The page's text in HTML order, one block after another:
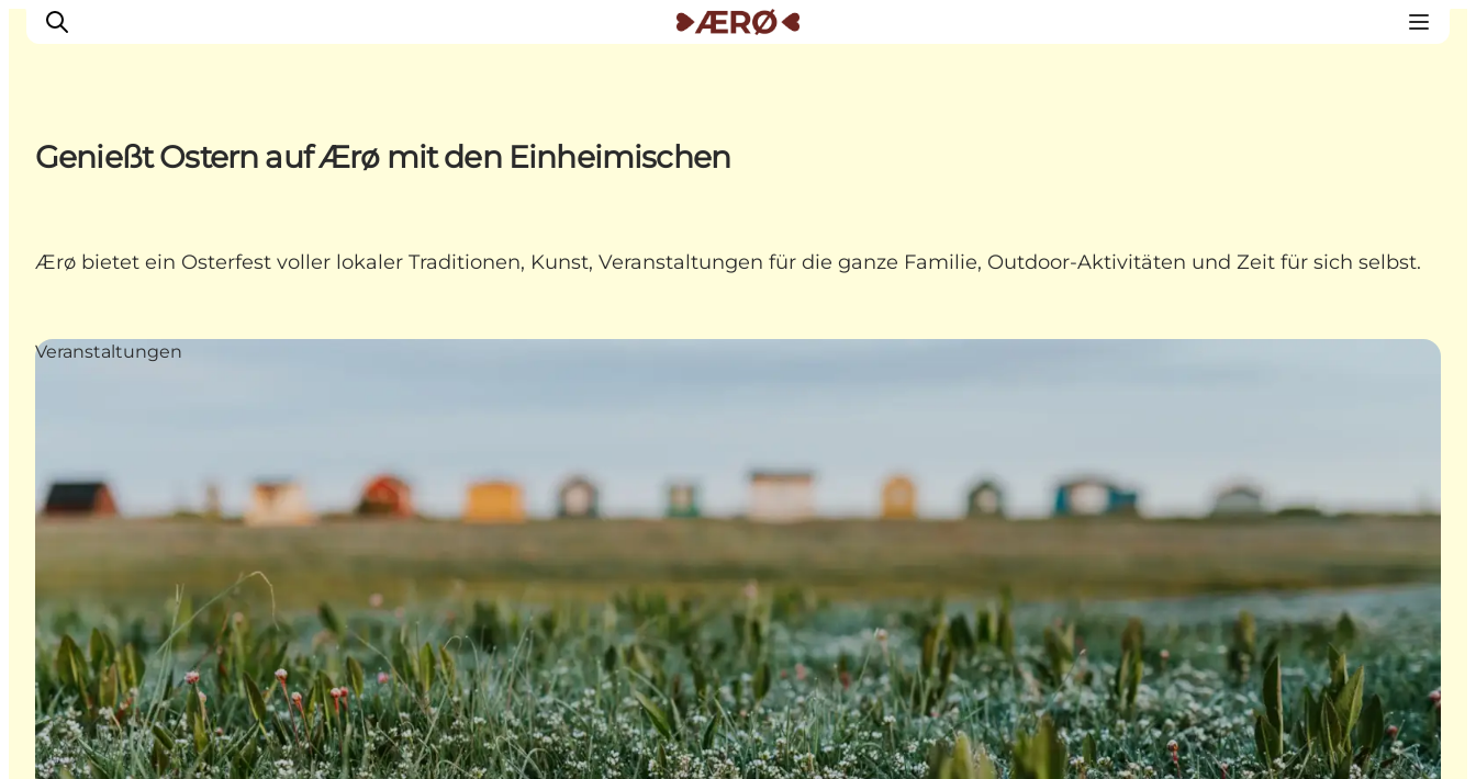
Erleben
Veranstaltungen
Genießt Ostern auf Ærø mit den Einheimischen
Ærø bietet ein Osterfest voller lokaler Traditionen, Kunst, Veranstaltungen für die ganze Familie, Outdoor-Aktivitäten und Zeit für sich selbst.
Veranstaltungen